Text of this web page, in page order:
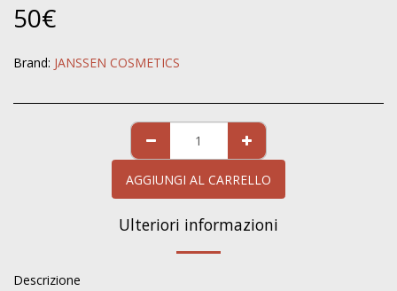
50€
Brand: JANSSEN COSMETICS
AGGIUNGI AL CARRELLO
Ulteriori informazioni
Descrizione